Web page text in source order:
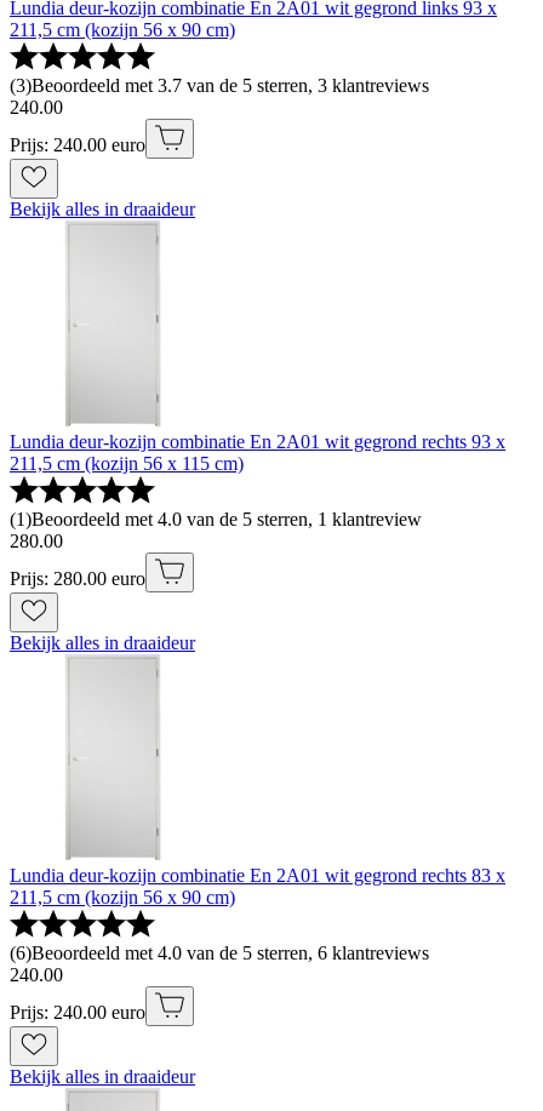
Lundia deur-kozijn combinatie En 2A01 wit gegrond links 93 x
211,5 cm (kozijn 56 x 90 cm)
(3)Beoordeeld met 3.7 van de 5 sterren, 3 klantreviews
240.00
Prijs: 240.00 euro
Bekijk alles in draaideur
Lundia deur-kozijn combinatie En 2A01 wit gegrond rechts 93 x
211,5 cm (kozijn 56 x 115 cm)
(1)Beoordeeld met 4.0 van de 5 sterren, 1 klantreview
280.00
Prijs: 280.00 euro
Bekijk alles in draaideur
Lundia deur-kozijn combinatie En 2A01 wit gegrond rechts 83 x
211,5 cm (kozijn 56 x 90 cm)
(6)Beoordeeld met 4.0 van de 5 sterren, 6 klantreviews
240.00
Prijs: 240.00 euro
Bekijk alles in draaideur